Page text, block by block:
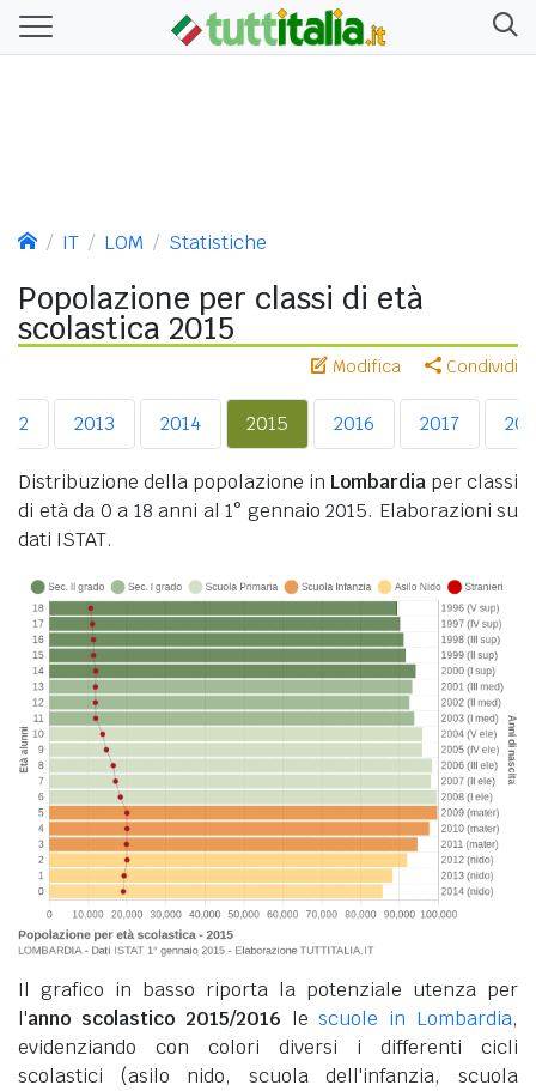
IT LOM Statistiche
Popolazione per classi di età
scolastica 2015
Modifica Condividi
2013 2014 2015 2016 2017
Distribuzione della popolazione in Lombardia per classi
di età da 0 a 18 anni al 1° gennaio 2015. Elaborazioni su
dati ISTAT.
Il grafico in basso riporta la potenziale utenza per
l'anno scolastico 2015/2016 lescuole in Lombardia,
evidenziando con colori diversi i differenti cicli
scolastici (asilo nido, scuola dell'infanzia, scuola